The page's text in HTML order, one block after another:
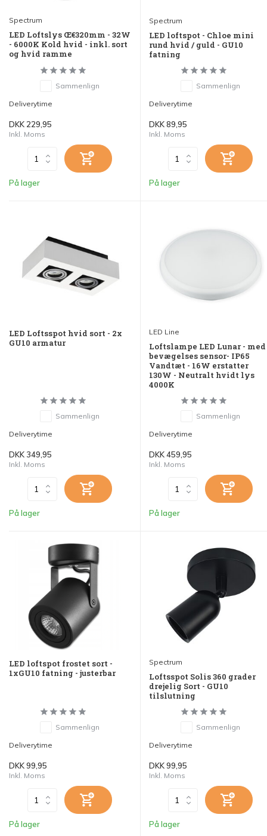
Spectrum
LED Loftslys Œ€320mm - 32W
- 6000K Kold hvid - inkl. sort
og hvid ramme
Sammenlign
Deliverytime
DKK 229,95
Inkl. Moms
På lager
Spectrum
LED loftspot - Chloe mini
rund hvid / guld - GU10
fatning
Sammenlign
Deliverytime
DKK 89,95
Inkl. Moms
På lager
LED Loftsspot hvid sort - 2x
GU10 armatur
Sammenlign
Deliverytime
DKK 349,95
Inkl. Moms
På lager
LED Line
Loftslampe LED Lunar - med
bevægelses sensor- IP65
Vandtæt - 16W erstatter
130W - Neutralt hvidt lys
4000K
Sammenlign
Deliverytime
DKK 459,95
Inkl. Moms
På lager
LED loftspot frostet sort -
1xGU10 fatning - justerbar
Sammenlign
Deliverytime
DKK 99,95
Inkl. Moms
På lager
Spectrum
Loftsspot Solis 360 grader
drejelig Sort - GU10
tilslutning
Sammenlign
Deliverytime
DKK 99,95
Inkl. Moms
På lager